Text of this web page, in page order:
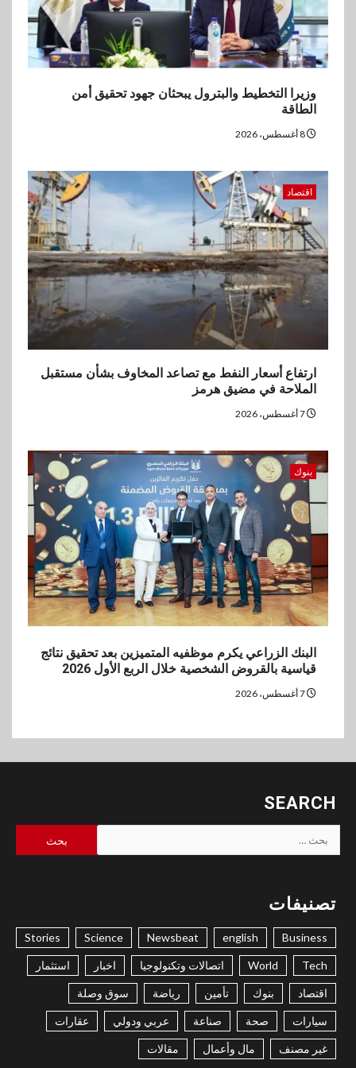
وزيرا التخطيط والبترول يبحثان جهود تحقيق أمن
الطاقة
اقتصاد
ارتفاع أسعار النفط مع تصاعد المخاوف بشأن مستقبل
الملاحة في مضيق هرمز
بنوك
البنك الزراعي يكرم موظفيه المتميزين بعد تحقيق نتائج
قياسية بالقروض الشخصية خلال الربع الأول 2026
SEARCH
البحث
عن:
تصنيفات
Business
english
Newsbeat
Science
Stories
Tech
World اتصالات وتكنولوجيا اخبار استثمار
اقتصاد بنوك تأمين رياضة سوق وصلة
سيارات صحة صناعة عربي ودولي عقارات
غير مصنف مال وأعمال مقالات